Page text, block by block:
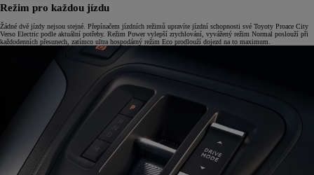
Režim pro každou jízdu
Žádné dvě jízdy nejsou stejné. Přepínačem jízdních režimů upravíte jízdní schopnosti své Toyoty Proace City
Verso Electric podle aktuální potřeby. Režim Power vylepší zrychlování, vyvážený režim Normal poslouží při
každodenních přesunech, zatímco ultra hospodárný režim Eco prodlouží dojezd na to maximum.